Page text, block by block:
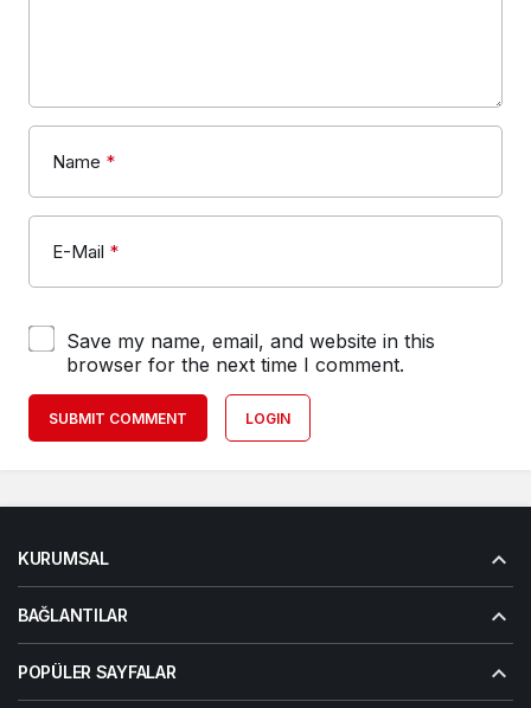
Name *
E-Mail *
Save my name, email, and website in this
browser for the next time I comment.
SUBMIT COMMENT LOGIN
KURUMSAL
BAĞLANTILAR
POPÜLER SAYFALAR